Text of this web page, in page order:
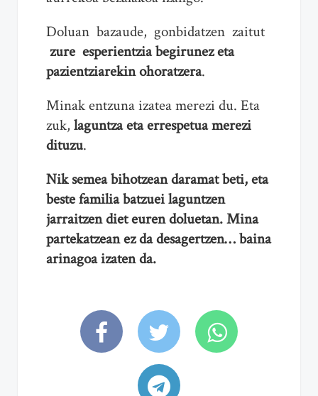
Doluan bazaude, gonbidatzen zaitut
zure esperientzia begirunez eta
pazientziarekin ohoratzera.
Minak entzuna izatea merezi du. Eta
zuk, laguntza eta errespetua merezi
dituzu.
Nik semea bihotzean daramat beti, eta
beste familia batzuei laguntzen
jarraitzen diet euren doluetan. Mina
partekatzean ez da desagertzen… baina
arinagoa izaten da.